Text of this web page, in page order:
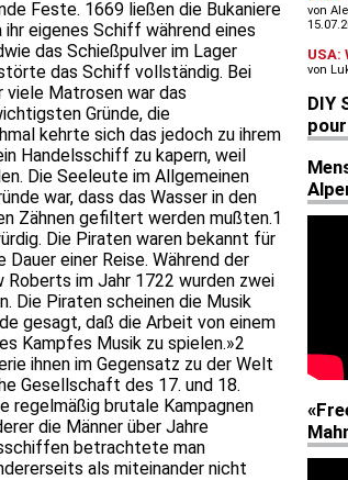
Feste. 1669 ließen die Bukaniere
eigenes Schiff während eines
das Schießpulver im Lager
das Schiff vollständig. Bei
viele Matrosen war das
Gründe, die
kehrte sich das jedoch zu ihrem
Handelsschiff zu kapern, weil
Die Seeleute im Allgemeinen
war, dass das Wasser in den
Zähnen gefiltert werden mußten.1
Die Piraten waren bekannt für
einer Reise. Während der
im Jahr 1722 wurden zwei
Die Piraten scheinen die Musik
gesagt, daß die Arbeit von einem
Kampfes Musik zu spielen.»2
ihnen im Gegensatz zu der Welt
Gesellschaft des 17. und 18.
regelmäßig brutale Kampagnen
die Männer über Jahre
betrachtete man
als miteinander nicht